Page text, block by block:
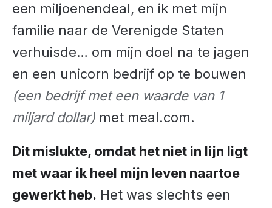
een miljoenendeal, en ik met mijn
familie naar de Verenigde Staten
verhuisde… om mijn doel na te jagen
en een unicorn bedrijf op te bouwen
(een bedrijf met een waarde van 1
miljard dollar) met meal.com.
Dit mislukte, omdat het niet in lijn ligt
met waar ik heel mijn leven naartoe
gewerkt heb. Het was slechts een